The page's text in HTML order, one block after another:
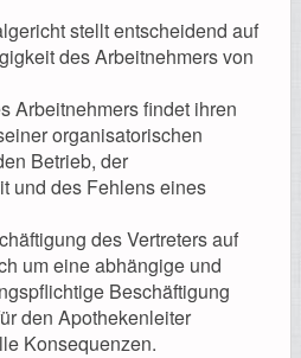
stellt entscheidend auf
des Arbeitnehmers von
Arbeitnehmers findet ihren
organisatorischen
Betrieb, der
und des Fehlens eines
des Vertreters auf
um eine abhängige und
Beschäftigung
den Apothekenleiter
Konsequenzen.